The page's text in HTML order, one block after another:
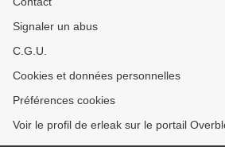
Signaler un abus
C.G.U.
Cookies et données personnelles
Préférences cookies
Voir le profil de erleak sur le portail